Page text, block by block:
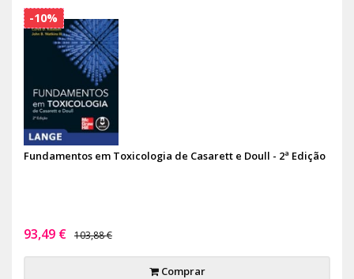
Fundamentos em Toxicologia de Casarett e Doull - 2ª Edição
93,49 € 103,88 €
Comprar
-10%